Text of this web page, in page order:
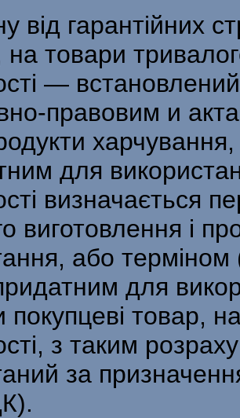
від гарантійних
товари
—
правовим и
для
визначається
виготовлення і
або
для
покупцеві товар,
з таким
за